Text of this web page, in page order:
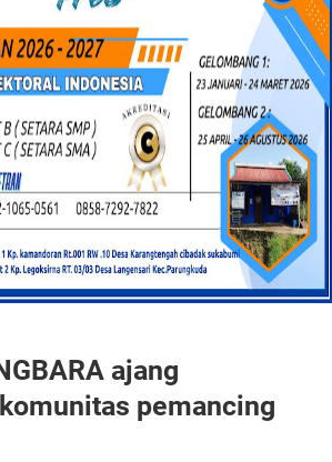
ajang
pemancing